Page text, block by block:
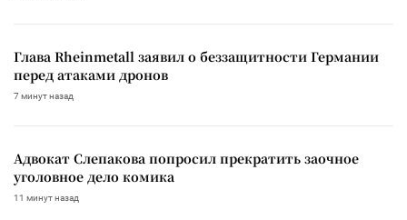
Глава Rheinmetall заявил о беззащитности Германии
перед атаками дронов
7 минут назад
Адвокат Слепакова попросил прекратить заочное
уголовное дело комика
11 минут назад